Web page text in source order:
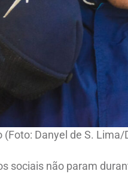
(Foto: Danyel de S. Lima/
sociais não param